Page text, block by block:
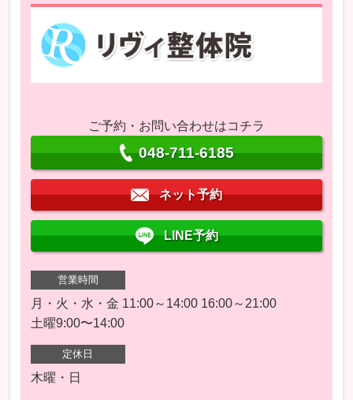
ご予約・お問い合わせはコチラ
048-711-6185
ネット予約
LINE予約
営業時間
月・火・水・金 11:00～14:00 16:00～21:00
土曜9:00〜14:00
定休日
木曜・日